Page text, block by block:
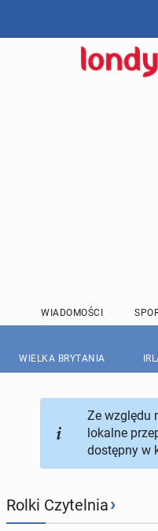
WIADOMOŚCI
WIELKA BRYTANIA
Ze względu
lokalne
dostępny w
Rolki Czytelnia›